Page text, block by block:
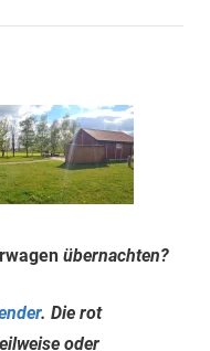
übernachten?
. Die rot
oder